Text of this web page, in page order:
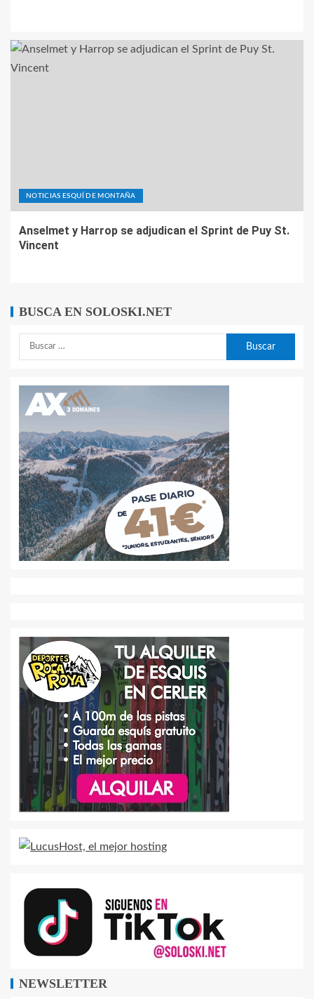
NOTICIAS ESQUÍ DE MONTAÑA
Anselmet y Harrop se adjudican el Sprint de Puy St.
Vincent
BUSCA EN SOLOSKI.NET
NEWSLETTER